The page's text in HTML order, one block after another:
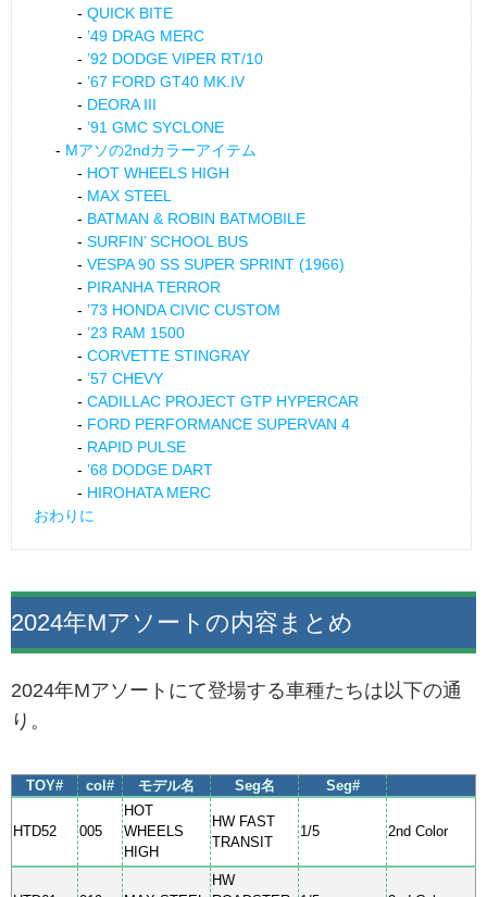
QUICK BITE
’49 DRAG MERC
’92 DODGE VIPER RT/10
’67 FORD GT40 MK.IV
DEORA III
’91 GMC SYCLONE
Mアソの2ndカラーアイテム
HOT WHEELS HIGH
MAX STEEL
BATMAN & ROBIN BATMOBILE
SURFIN’ SCHOOL BUS
VESPA 90 SS SUPER SPRINT (1966)
PIRANHA TERROR
’73 HONDA CIVIC CUSTOM
’23 RAM 1500
CORVETTE STINGRAY
’57 CHEVY
CADILLAC PROJECT GTP HYPERCAR
FORD PERFORMANCE SUPERVAN 4
RAPID PULSE
’68 DODGE DART
HIROHATA MERC
おわりに
2024年Mアソートの内容まとめ
2024年Mアソートにて登場する車種たちは以下の通
り。
TOY# col# モデル名 Seg名 Seg#
HTD52 005
HOT
WHEELS
HIGH
HW FAST
TRANSIT
1/5 2nd Color
HW